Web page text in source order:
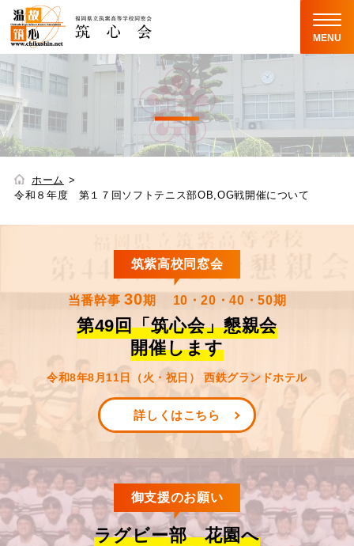
MENU
ホーム
令和８年度 第１７回ソフトテニス部OB,OG戦開催について
筑紫高校同窓会
当番幹事 30期 10・20・40・50期
第49回「筑心会」懇親会
開催します
令和8年8月11日（火・祝日） 西鉄グランドホテル
詳しくはこちら
御支援のお願い
ラグビー部 花園へ